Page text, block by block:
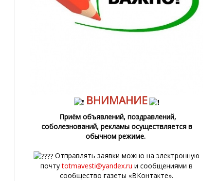
ВНИМАНИЕ
Приём объявлений, поздравлений,
соболезнований, рекламы осуществляется в
обычном режиме.
Отправлять заявки можно на электронную
почтуtotmavesti@yandex.ru и сообщениями в
сообщество газеты «ВКонтакте».